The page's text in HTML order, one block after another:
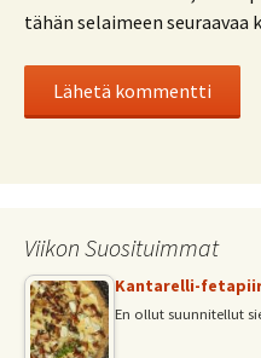
tähän selaimeen
Viikon Suosituimmat
Kantarelli-
En ollut suunnitellut